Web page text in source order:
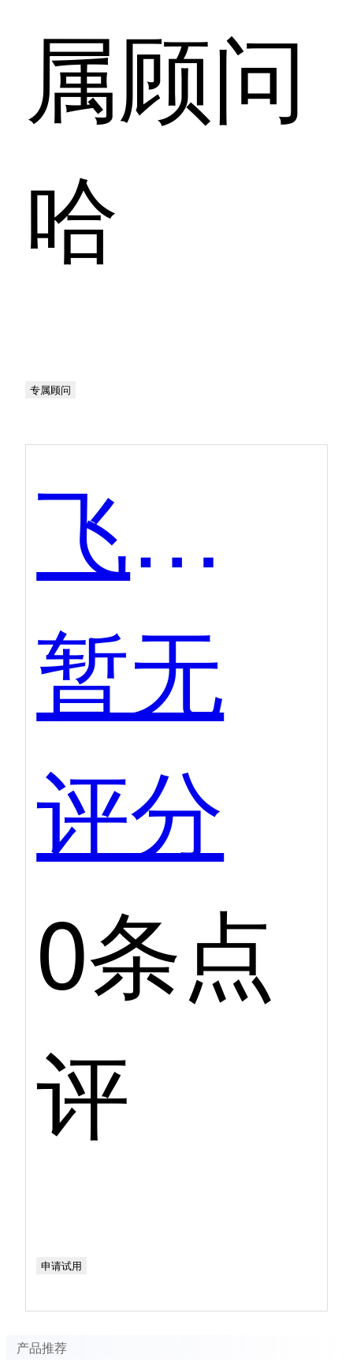
属顾问
哈
专属顾问
飞象积分营销商城
暂无
评分
0条点
评
申请试用
产品推荐